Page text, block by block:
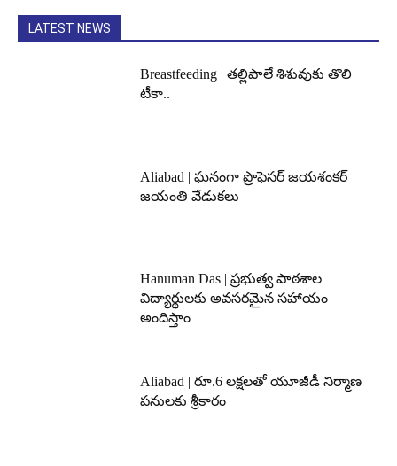
LATEST NEWS
Breastfeeding | తల్లిపాలే శిశువుకు తొలి
టీకా..
Aliabad | ఘనంగా ప్రొఫెసర్ జయశంకర్
జయంతి వేడుకలు
Hanuman Das | ప్రభుత్వ పాఠశాల
విద్యార్థులకు అవసరమైన సహాయం
అందిస్తాం
Aliabad | రూ.6 లక్షలతో యూజీడీ నిర్మాణ
పనులకు శ్రీకారం